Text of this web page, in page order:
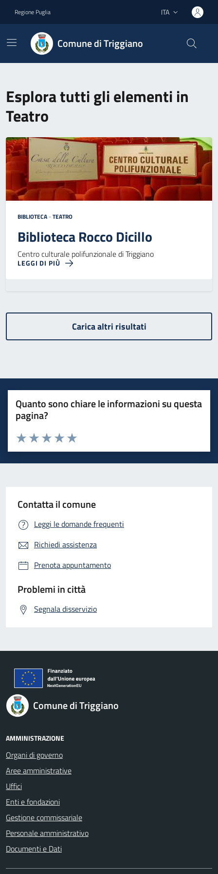
Regione Puglia Lingua attiva:
ITA
Comune di Triggiano
Esplora tutti gli elementi in
Teatro
BIBLIOTECA -TEATRO
Biblioteca Rocco Dicillo
Centro culturale polifunzionale di Triggiano
LEGGI DI PIÙ
Carica altri risultati
Quanto sono chiare le informazioni su questa
pagina?
Valuta 5 stelle su 5
Valuta 4 stelle su 5
Valuta 3 stelle su 5
Valuta 2 stelle su 5
Valuta 1 stelle su 5
Contatta il comune
Leggi le domande frequenti
Richiedi assistenza
Prenota appuntamento
Problemi in città
Segnala disservizio
Comune di Triggiano
AMMINISTRAZIONE
Organi di governo
Aree amministrative
Uffici
Enti e fondazioni
Gestione commissariale
Personale amministrativo
Documenti e Dati